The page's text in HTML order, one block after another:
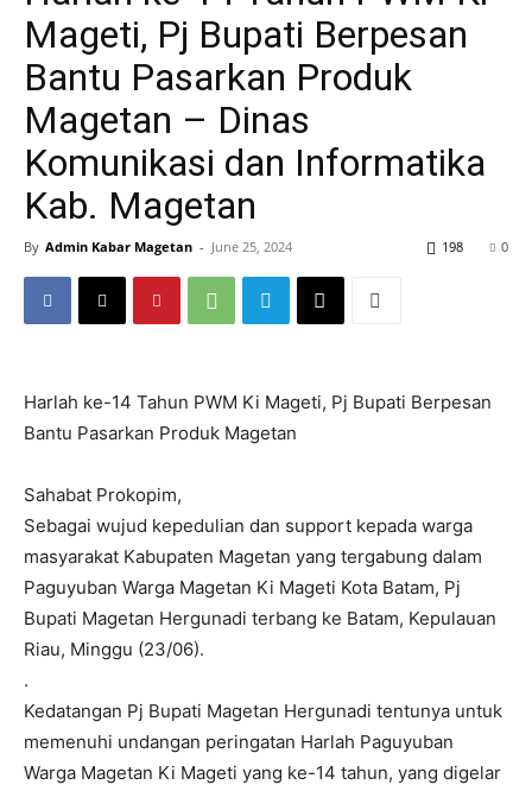
Mageti, Pj Bupati Berpesan
Bantu Pasarkan Produk
Magetan – Dinas
Komunikasi dan Informatika
Kab. Magetan
By Admin Kabar Magetan - June 25, 2024 0
198
Harlah ke-14 Tahun PWM Ki Mageti, Pj Bupati Berpesan
Bantu Pasarkan Produk Magetan
Sahabat Prokopim,
Sebagai wujud kepedulian dan support kepada warga
masyarakat Kabupaten Magetan yang tergabung dalam
Paguyuban Warga Magetan Ki Mageti Kota Batam, Pj
Bupati Magetan Hergunadi terbang ke Batam, Kepulauan
Riau, Minggu (23/06).
.
Kedatangan Pj Bupati Magetan Hergunadi tentunya untuk
memenuhi undangan peringatan Harlah Paguyuban
Warga Magetan Ki Mageti yang ke-14 tahun, yang digelar